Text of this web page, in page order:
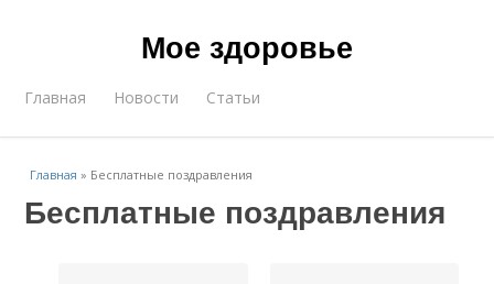
Мое здоровье
Главная Новости Статьи
Главная » Бесплатные поздравления
Бесплатные поздравления